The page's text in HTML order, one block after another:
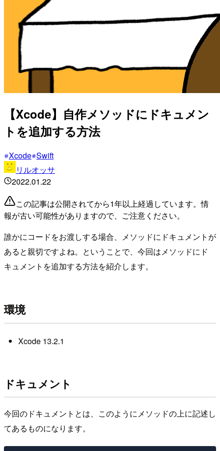
【Xcode】自作メソッドにドキュメン
トを追加する方法
Xcode Swift
リルオッサ
2022.01.22
この記事は公開されてから1年以上経過しています。情
報が古い可能性がありますので、ご注意ください。
誰かにコードをお渡しする場合、メソッドにドキュメントが
あると親切ですよね。ということで、今回はメソッドにド
キュメントを追加する方法を紹介します。
環境
Xcode 13.2.1
ドキュメント
今回のドキュメントとは、このようにメソッドの上に記述し
てあるものになります。